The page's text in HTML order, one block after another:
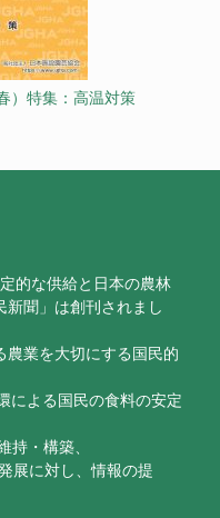
）特集：高温対策
的な供給と日本の農林
聞」は創刊されまし
農業を大切にする国民的
による国民の食料の安定
持・構築、
展に対し、情報の提